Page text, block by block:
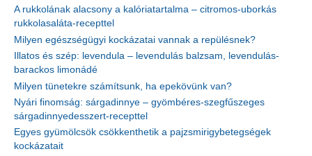
A rukkolának alacsony a kalóriatartalma – citromos-uborkás
rukkolasaláta-recepttel
Milyen egészségügyi kockázatai vannak a repülésnek?
Illatos és szép: levendula – levendulás balzsam, levendulás-
barackos limonádé
Milyen tünetekre számítsunk, ha epekövünk van?
Nyári finomság: sárgadinnye – gyömbéres-szegfűszeges
sárgadinnyedesszert-recepttel
Egyes gyümölcsök csökkenthetik a pajzsmirigybetegségek
kockázatait